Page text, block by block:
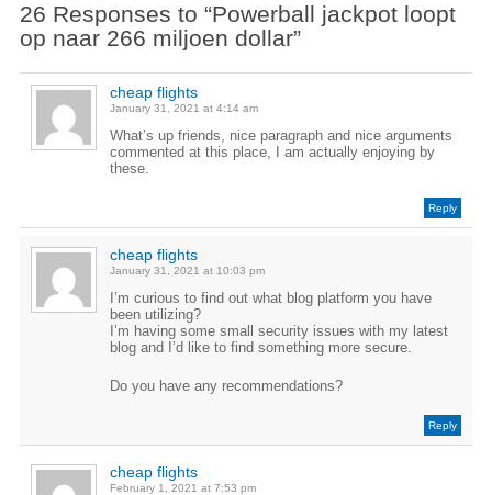
26 Responses to “Powerball jackpot loopt
op naar 266 miljoen dollar”
cheap flights
January 31, 2021 at 4:14 am
What’s up friends, nice paragraph and nice arguments
commented at this place, I am actually enjoying by
these.
Reply
cheap flights
January 31, 2021 at 10:03 pm
I’m curious to find out what blog platform you have
been utilizing?
I’m having some small security issues with my latest
blog and I’d like to find something more secure.
Do you have any recommendations?
Reply
cheap flights
February 1, 2021 at 7:53 pm